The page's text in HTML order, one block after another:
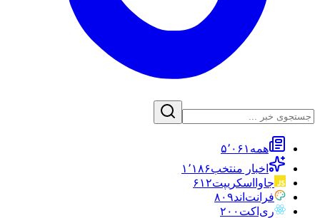
همه ۵٬۰۶۱
اخبار منتخب۱٬۱۸۶
جاوااسکریپت۶۱۲
فرانت‌اند۸۰۹
ری‌اکت ۲۰۰